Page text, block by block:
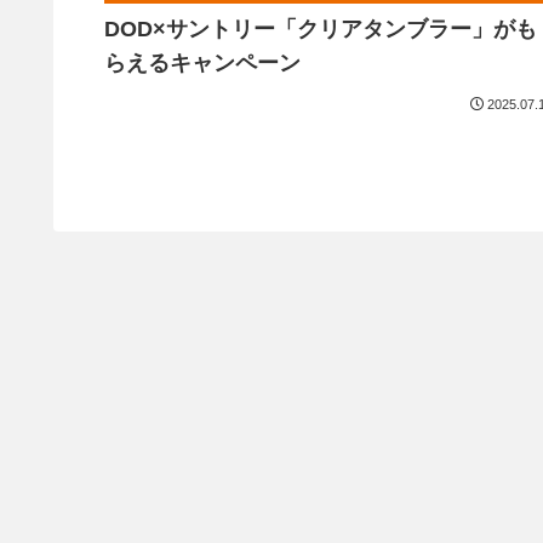
DOD×サントリー「クリアタンブラー」がも
らえるキャンペーン